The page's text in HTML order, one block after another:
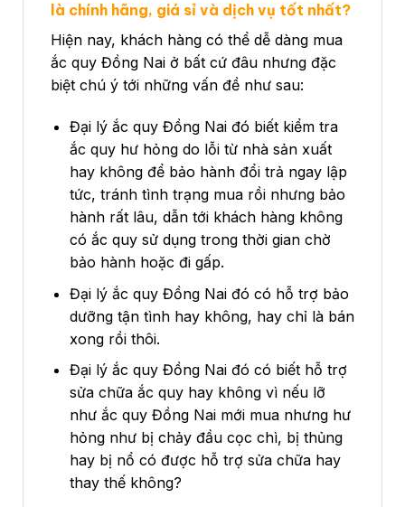
là chính hãng, giá sỉ và dịch vụ tốt nhất?
Hiện nay, khách hàng có thể dễ dàng mua
ắc quy Đồng Nai ở bất cứ đâu nhưng đặc
biệt chú ý tới những vấn đề như sau:
Đại lý ắc quy Đồng Nai đó biết kiểm tra
ắc quy hư hỏng do lỗi từ nhà sản xuất
hay không để bảo hành đổi trả ngay lập
tức, tránh tình trạng mua rồi nhưng bảo
hành rất lâu, dẫn tới khách hàng không
có ắc quy sử dụng trong thời gian chờ
bảo hành hoặc đi gấp.
Đại lý ắc quy Đồng Nai đó có hỗ trợ bảo
dưỡng tận tình hay không, hay chỉ là bán
xong rồi thôi.
Đại lý ắc quy Đồng Nai đó có biết hỗ trợ
sửa chữa ắc quy hay không vì nếu lỡ
như ắc quy Đồng Nai mới mua nhưng hư
hỏng như bị chảy đầu cọc chì, bị thủng
hay bị nổ có được hỗ trợ sửa chữa hay
thay thế không?